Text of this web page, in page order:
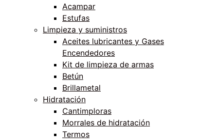
Acampar
Estufas
Limpieza y suministros
Aceites lubricantes y Gases
Encendedores
Kit de limpieza de armas
Betún
Brillametal
Hidratación
Cantimploras
Morrales de hidratación
Termos